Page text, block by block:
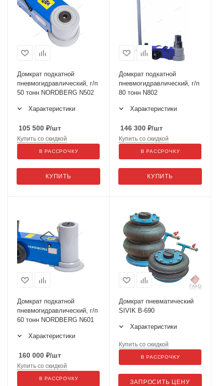
Домкрат подкатной
пневмогидравлический, г/п
50 тонн NORDBERG N502
Характеристики
105 500 ₽/шт
КУПИТЬ
Купить со скидкой
В РАССРОЧКУ
Домкрат подкатной
пневмогидравлический, г/п
80 тонн N802
Характеристики
146 300 ₽/шт
КУПИТЬ
Купить со скидкой
В РАССРОЧКУ
Домкрат подкатной
пневмогидравлический, г/п
60 тонн NORDBERG N601
Характеристики
160 000 ₽/шт
Купить со скидкой
В РАССРОЧКУ
Домкрат пневматический
SIVIK В-690
Характеристики
ЗАПРОСИТЬ ЦЕНУ
Купить со скидкой
В РАССРОЧКУ